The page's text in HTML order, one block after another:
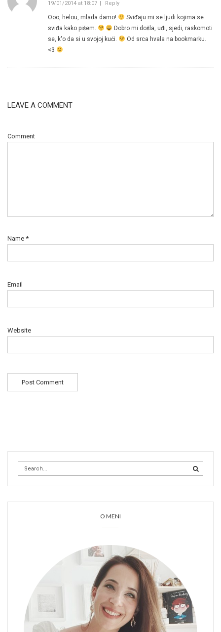
19/01/2014 at 18:07 Reply
Ooo, helou, mlada damo!
Sviđaju mi se ljudi kojima se
sviđa kako pišem.
Dobro mi došla, uđi, sjedi, raskomoti
se, k'o da si u svojoj kući.
Od srca hvala na bookmarku.
<3
LEAVE A COMMENT
Comment
Name *
Email
Website
O MENI